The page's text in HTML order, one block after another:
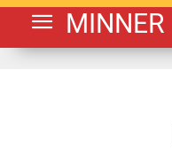
MINNER